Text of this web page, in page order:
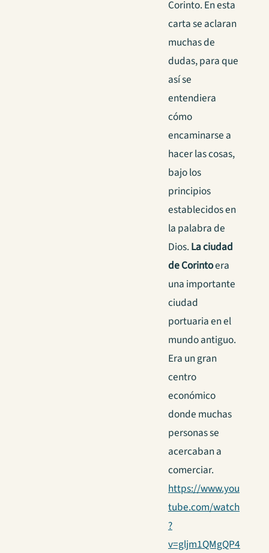
Corinto. En esta
carta se aclaran
muchas de
dudas, para que
así se
entendiera
cómo
encaminarse a
hacer las cosas,
bajo los
principios
establecidos en
la palabra de
Dios. La ciudad
de Corintoera
una importante
ciudad
portuaria en el
mundo antiguo.
Era un gran
centro
económico
donde muchas
personas se
acercaban a
comerciar.
https://www.you
tube.com/watch
?
v=gljm1QMgQP4